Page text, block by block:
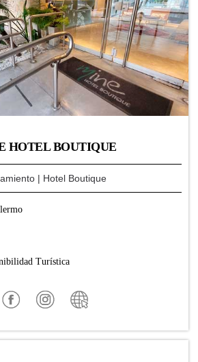
HOTEL BOUTIQUE
| Hotel Boutique
Turística